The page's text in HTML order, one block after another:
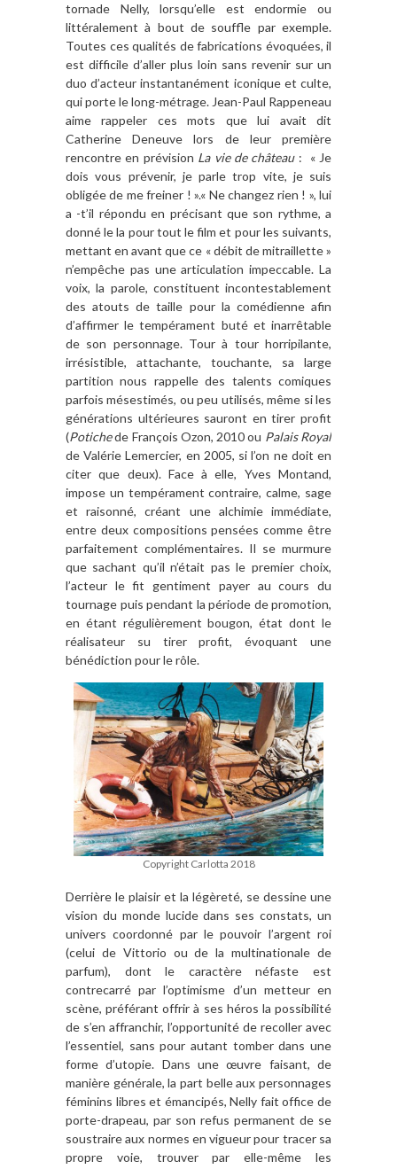
tornade Nelly, lorsqu’elle est endormie ou
littéralement à bout de souffle par exemple.
Toutes ces qualités de fabrications évoquées, il
est difficile d’aller plus loin sans revenir sur un
duo d’acteur instantanément iconique et culte,
qui porte le long-métrage. Jean-Paul Rappeneau
aime rappeler ces mots que lui avait dit
Catherine Deneuve lors de leur première
rencontre en prévision La vie de château: « Je
dois vous prévenir, je parle trop vite, je suis
obligée de me freiner ! ».« Ne changez rien ! », lui
a -t’il répondu en précisant que son rythme, a
donné le la pour tout le film et pour les suivants,
mettant en avant que ce « débit de mitraillette »
n’empêche pas une articulation impeccable. La
voix, la parole, constituent incontestablement
des atouts de taille pour la comédienne afin
d’affirmer le tempérament buté et inarrêtable
de son personnage. Tour à tour horripilante,
irrésistible, attachante, touchante, sa large
partition nous rappelle des talents comiques
parfois mésestimés, ou peu utilisés, même si les
générations ultérieures sauront en tirer profit
(Potichede François Ozon, 2010 ou Palais Royal
de Valérie Lemercier, en 2005, si l’on ne doit en
citer que deux). Face à elle, Yves Montand,
impose un tempérament contraire, calme, sage
et raisonné, créant une alchimie immédiate,
entre deux compositions pensées comme être
parfaitement complémentaires. Il se murmure
que sachant qu’il n’était pas le premier choix,
l’acteur le fit gentiment payer au cours du
tournage puis pendant la période de promotion,
en étant régulièrement bougon, état dont le
réalisateur su tirer profit, évoquant une
bénédiction pour le rôle.
Copyright Carlotta 2018
Derrière le plaisir et la légèreté, se dessine une
vision du monde lucide dans ses constats, un
univers coordonné par le pouvoir l’argent roi
(celui de Vittorio ou de la multinationale de
parfum), dont le caractère néfaste est
contrecarré par l’optimisme d’un metteur en
scène, préférant offrir à ses héros la possibilité
de s’en affranchir, l’opportunité de recoller avec
l’essentiel, sans pour autant tomber dans une
forme d’utopie. Dans une œuvre faisant, de
manière générale, la part belle aux personnages
féminins libres et émancipés, Nelly fait office de
porte-drapeau, par son refus permanent de se
soustraire aux normes en vigueur pour tracer sa
propre voie, trouver par elle-même les